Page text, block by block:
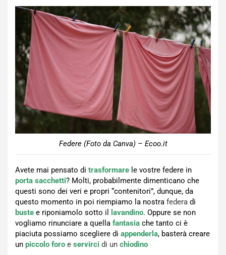
Federe (Foto da Canva) – Ecoo.it
Avete mai pensato di trasformare le vostre federe in
porta sacchetti? Molti, probabilmente dimenticano che
questi sono dei veri e propri “contenitori”, dunque, da
questo momento in poi riempiamo la nostra federa di
buste e riponiamolo sotto il lavandino. Oppure se non
vogliamo rinunciare a quella fantasia che tanto ci è
piaciuta possiamo scegliere di appenderla, basterà creare
un piccolo foro e servirci di un chiodino